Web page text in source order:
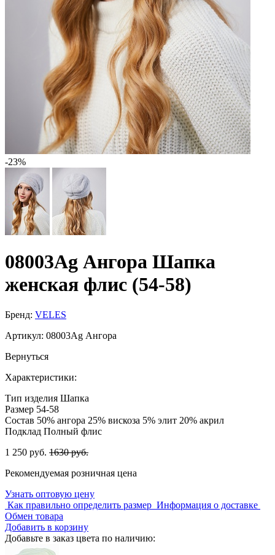
-23%
08003Ag Ангора Шапка
женская флис (54-58)
Бренд: VELES
Артикул: 08003Ag Ангора
Вернуться
Характеристики:
Тип изделия Шапка
Размер 54-58
Состав 50% ангора 25% вискоза 5% элит 20% акрил
Подклад Полный флис
1 250 руб. 1630 руб.
Рекомендуемая розничная цена
Узнать оптовую цену
Как правильно определить размер Информация о доставке
Обмен товара
Добавить в корзину
Добавьте в заказ цвета по наличию: